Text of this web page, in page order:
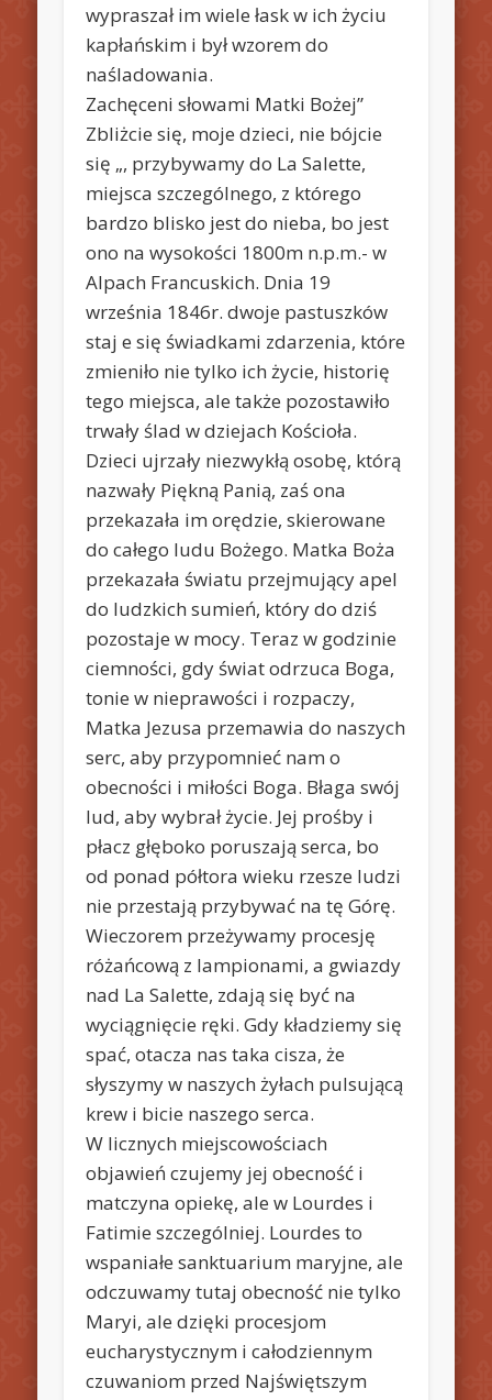
wypraszał im wiele łask w ich życiu
kapłańskim i był wzorem do
naśladowania.
Zachęceni słowami Matki Bożej”
Zbliżcie się, moje dzieci, nie bójcie
się „, przybywamy do La Salette,
miejsca szczególnego, z którego
bardzo blisko jest do nieba, bo jest
ono na wysokości 1800m n.p.m.- w
Alpach Francuskich. Dnia 19
września 1846r. dwoje pastuszków
staj e się świadkami zdarzenia, które
zmieniło nie tylko ich życie, historię
tego miejsca, ale także pozostawiło
trwały ślad w dziejach Kościoła.
Dzieci ujrzały niezwykłą osobę, którą
nazwały Piękną Panią, zaś ona
przekazała im orędzie, skierowane
do całego ludu Bożego. Matka Boża
przekazała światu przejmujący apel
do ludzkich sumień, który do dziś
pozostaje w mocy. Teraz w godzinie
ciemności, gdy świat odrzuca Boga,
tonie w nieprawości i rozpaczy,
Matka Jezusa przemawia do naszych
serc, aby przypomnieć nam o
obecności i miłości Boga. Błaga swój
lud, aby wybrał życie. Jej prośby i
płacz głęboko poruszają serca, bo
od ponad półtora wieku rzesze ludzi
nie przestają przybywać na tę Górę.
Wieczorem przeżywamy procesję
różańcową z lampionami, a gwiazdy
nad La Salette, zdają się być na
wyciągnięcie ręki. Gdy kładziemy się
spać, otacza nas taka cisza, że
słyszymy w naszych żyłach pulsującą
krew i bicie naszego serca.
W licznych miejscowościach
objawień czujemy jej obecność i
matczyna opiekę, ale w Lourdes i
Fatimie szczególniej. Lourdes to
wspaniałe sanktuarium maryjne, ale
odczuwamy tutaj obecność nie tylko
Maryi, ale dzięki procesjom
eucharystycznym i całodziennym
czuwaniom przed Najświętszym